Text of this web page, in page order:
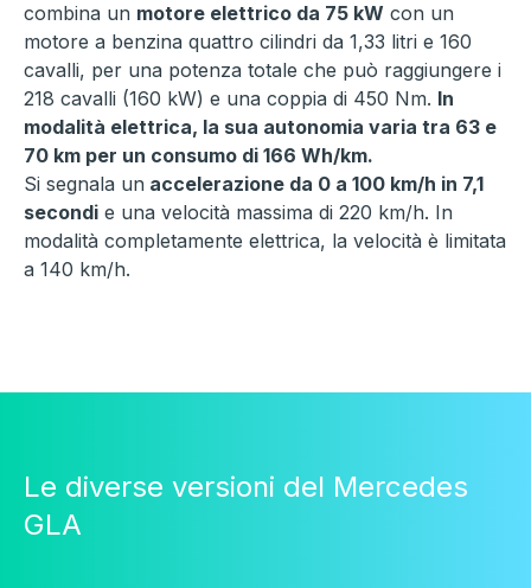
combina un motore elettrico da 75 kW con un
motore a benzina quattro cilindri da 1,33 litri e 160
cavalli, per una potenza totale che può raggiungere i
218 cavalli (160 kW) e una coppia di 450 Nm. In
modalità elettrica, la sua autonomia varia tra 63 e
70 km per un consumo di 166 Wh/km.
Si segnala un accelerazione da 0 a 100 km/h in 7,1
secondi e una velocità massima di 220 km/h. In
modalità completamente elettrica, la velocità è limitata
a 140 km/h.
Le diverse versioni del Mercedes
GLA